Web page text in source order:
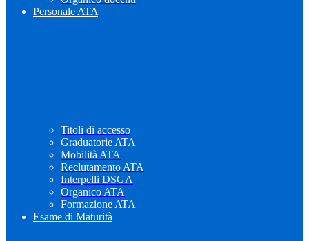
Personale ATA
Titoli di accesso
Graduatorie ATA
Mobilità ATA
Reclutamento ATA
Interpelli DSGA
Organico ATA
Formazione ATA
Esame di Maturità